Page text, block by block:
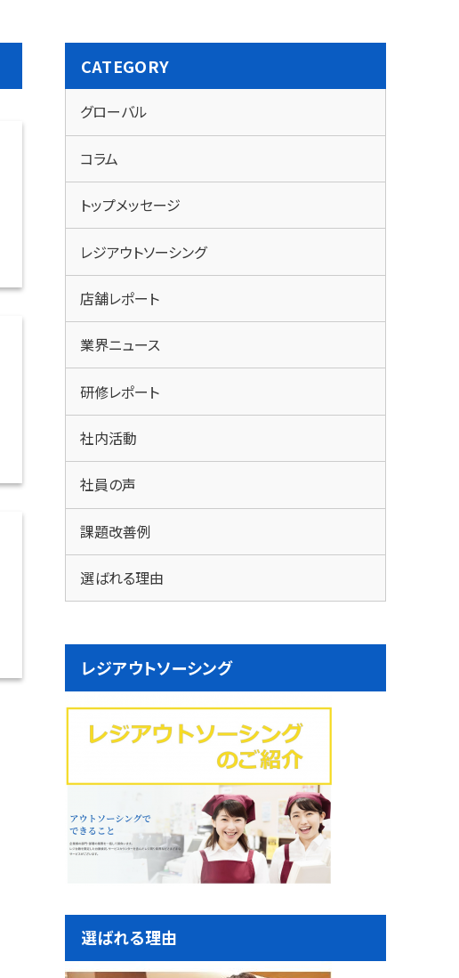
CATEGORY
グローバル
コラム
トップメッセージ
レジアウトソーシング
店舗レポート
業界ニュース
研修レポート
社内活動
社員の声
課題改善例
選ばれる理由
レジアウトソーシング
選ばれる理由